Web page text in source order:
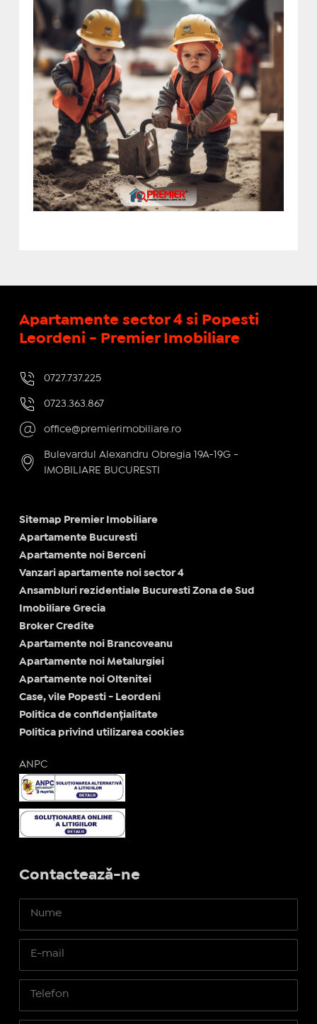
Apartamente sector 4 si Popesti
Leordeni - Premier Imobiliare
0727.737.225
0723.363.867
office@premierimobiliare.ro
Bulevardul Alexandru Obregia 19A-19G -
IMOBILIARE BUCURESTI
Sitemap Premier Imobiliare
Apartamente Bucuresti
Apartamente noi Berceni
Vanzari apartamente noi sector 4
Ansambluri rezidentiale Bucuresti Zona de Sud
Imobiliare Grecia
Broker Credite
Apartamente noi Brancoveanu
Apartamente noi Metalurgiei
Apartamente noi Oltenitei
Case, vile Popesti - Leordeni
Politica de confidențialitate
Politica privind utilizarea cookies
ANPC
Contactează-ne